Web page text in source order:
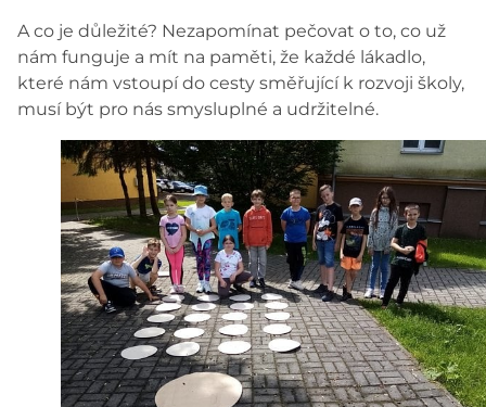
A co je důležité? Nezapomínat pečovat o to, co už
nám funguje a mít na paměti, že každé lákadlo,
které nám vstoupí do cesty směřující k rozvoji školy,
musí být pro nás smysluplné a udržitelné.